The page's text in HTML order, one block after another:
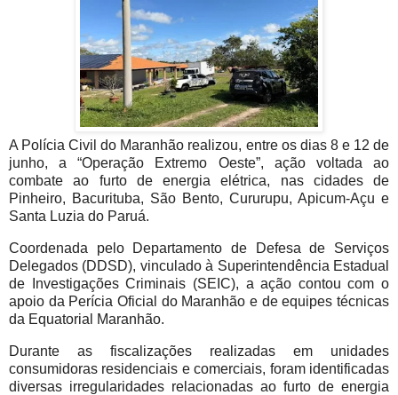
A Polícia Civil do Maranhão realizou, entre os dias 8 e 12 de
junho, a “Operação Extremo Oeste”, ação voltada ao
combate ao furto de energia elétrica, nas cidades de
Pinheiro, Bacurituba, São Bento, Cururupu, Apicum-Açu e
Santa Luzia do Paruá.
Coordenada pelo Departamento de Defesa de Serviços
Delegados (DDSD), vinculado à Superintendência Estadual
de Investigações Criminais (SEIC), a ação contou com o
apoio da Perícia Oficial do Maranhão e de equipes técnicas
da Equatorial Maranhão.
Durante as fiscalizações realizadas em unidades
consumidoras residenciais e comerciais, foram identificadas
diversas irregularidades relacionadas ao furto de energia